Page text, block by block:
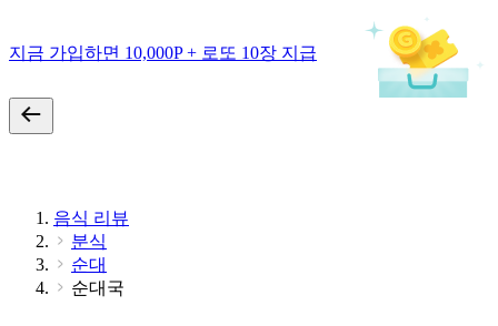
지금 가입하면 10,000P + 로또 10장 지급
음식 리뷰
분식
순대
순대국